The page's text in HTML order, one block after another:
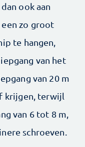
ook aan
zo groot
te hangen,
van het
van 20 m
krijgen, terwijl
van 6 tot 8 m,
schroeven.